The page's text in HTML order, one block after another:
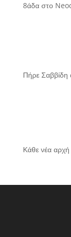
8άδα στο
Πήρε Σαββίδη
Κάθε νέα αρχή